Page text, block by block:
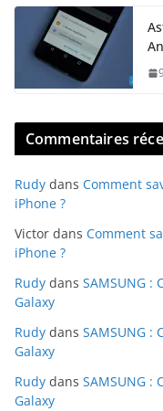
Commentaires
Rudy dans Comment
iPhone ?
Victor dans Comment
iPhone ?
Rudy dans SAMSUNG :
Galaxy
Rudy dans SAMSUNG :
Galaxy
Rudy dans SAMSUNG :
Galaxy